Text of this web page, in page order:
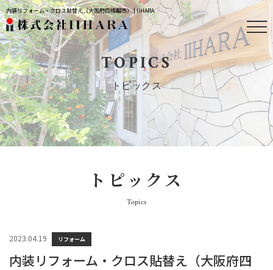
内装リフォーム・クロス貼替え（大阪府四條畷市） | IIHARA
TOPICS
トピックス
トピックス
Topics
2023.04.19 リフォーム
内装リフォーム・クロス貼替え（大阪府四